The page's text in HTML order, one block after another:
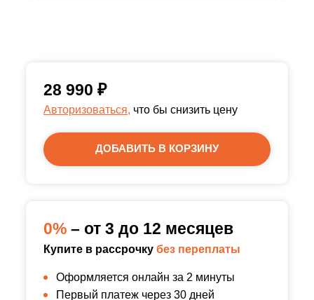
28 990 ₽
Авторизоваться, что бы снизить цену
ДОБАВИТЬ В КОРЗИНУ
0% – от 3 до 12 месяцев
Купите в рассрочку без переплаты
Оформляется онлайн за 2 минуты
Первый платеж через 30 дней